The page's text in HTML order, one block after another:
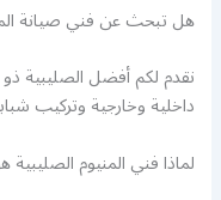
هل تبحث عن فني صيانة
نقدم لكم أفضل الصليبية
داخلية وخارجية وتركيب
لماذا فني المنيوم